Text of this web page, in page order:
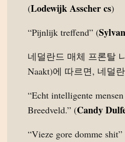
(Lodewijk Asscher cs)
“Pijnlijk treffend” (
네덜란드 매체 프론탈
Naakt)에 따르면, 네덜
“Echt intelligente
Breedveld.” (Candy
“Vieze gore domme